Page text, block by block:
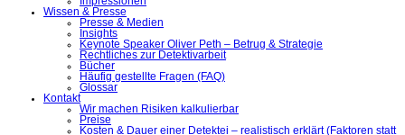
Wissen & Presse
Presse & Medien
Insights
Keynote Speaker Oliver Peth – Betrug & Strategie
Rechtliches zur Detektivarbeit
Bücher
Häufig gestellte Fragen (FAQ)
Glossar
Kontakt
Wir machen Risiken kalkulierbar
Preise
Kosten & Dauer einer Detektei – realistisch erklärt (Faktoren statt